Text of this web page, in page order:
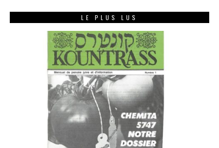
LE PLUS LUS